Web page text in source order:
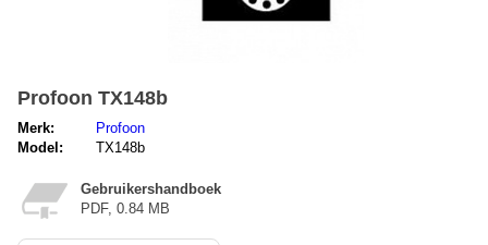
Profoon TX148b
Merk:
Profoon
Model:
TX148b
Gebruikershandboek
PDF, 0.84 MB